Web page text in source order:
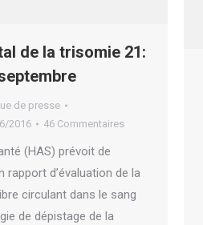
de la trisomie 21:
de presse
2016 46 Commentaires
(HAS) prévoit de
rapport d’évaluation de la
circulant dans le sang
de dépistage de la